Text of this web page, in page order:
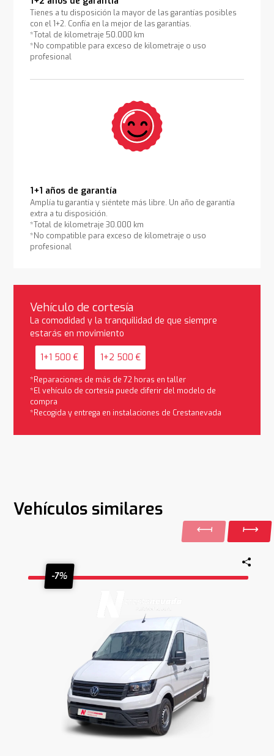
Tienes a tu disposición la mayor de las garantías posibles
con el 1+2. Confía en la mejor de las garantías.
*Total de kilometraje 50.000 km
*No compatible para exceso de kilometraje o uso
profesional
1+1 años de garantía
Amplía tu garantía y siéntete más libre. Un año de garantía
extra a tu disposición.
*Total de kilometraje 30.000 km
*No compatible para exceso de kilometraje o uso
profesional
Vehículo de cortesía
La comodidad y la tranquilidad de que siempre
estarás en movimiento
1+1 500 € 1+2 500 €
*Reparaciones de más de 72 horas en taller
*El vehículo de cortesía puede diferir del modelo de
compra
*Recogida y entrega en instalaciones de Crestanevada
Vehículos similares
-7%